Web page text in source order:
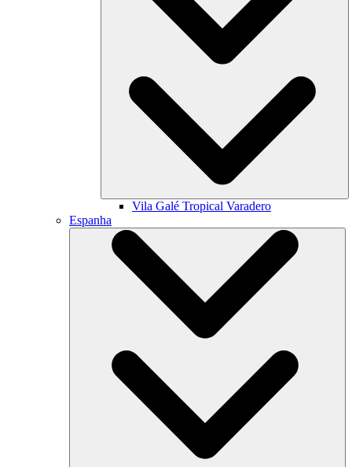
Vila Galé Tropical Varadero
Espanha